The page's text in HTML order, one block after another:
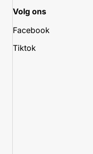
Volg ons
Facebook
Tiktok